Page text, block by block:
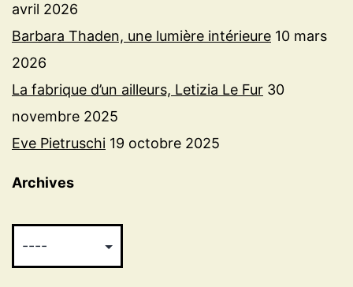
avril 2026
Barbara Thaden, une lumière intérieure 10 mars
2026
La fabrique d’un ailleurs, Letizia Le Fur 30
novembre 2025
Eve Pietruschi 19 octobre 2025
Archives